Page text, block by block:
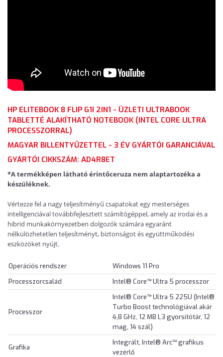
HP ELITEBOOK 8 FLIP G1I 2IN1 - ÜZLETI ULTRABOOK
TABLETTÉ ALAKÍTHATÓ NOTEBOOK (INTEL CORE ULTRA
PROCESSZORRAL)
MAGYAR BILLENTYŰZETTEL - 3 ÉV GYÁRTÓI GARANCIÁVAL
GYÁRTÓI CIKKSZÁM: AD4R8ET
*A termékképen látható érintőceruza nem alaptartozéka a
készüléknek.
Vértezze fel a nagy teljesítményű csapatokat egy mesterséges
intelligenciával továbbfejlesztett számítógéppel, amely az irodai és a
hibrid munkakörnyezetben dolgozók számára egyaránt
nélkülözhetetlen teljesítményt, biztonságot és együttműködési
eszközöket nyújt.
Operációs rendszer
Windows 11 Pro
Processzorcsalád
Intel® Core™ Ultra 5 processzor
Processzor
Intel® Core™ Ultra 5 225U (Intel®
Turbo Boost technológiával akár
4,8 GHz, 12 MB L3 gyorsítótár, 12
mag, 14 szál)
Grafika
Integrált, Intel® Arc™ grafikus
vezérlő